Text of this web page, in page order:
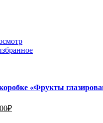
«Фрукты
₽